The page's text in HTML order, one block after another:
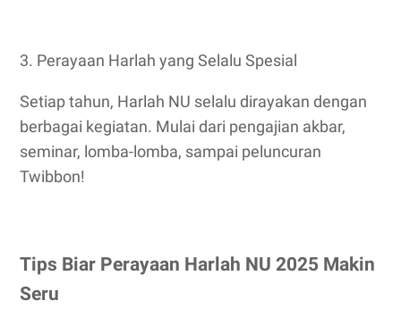
3. Perayaan Harlah yang Selalu Spesial
Setiap tahun, Harlah NU selalu dirayakan dengan
berbagai kegiatan. Mulai dari pengajian akbar,
seminar, lomba-lomba, sampai peluncuran
Twibbon!
Tips Biar Perayaan Harlah NU 2025 Makin
Seru